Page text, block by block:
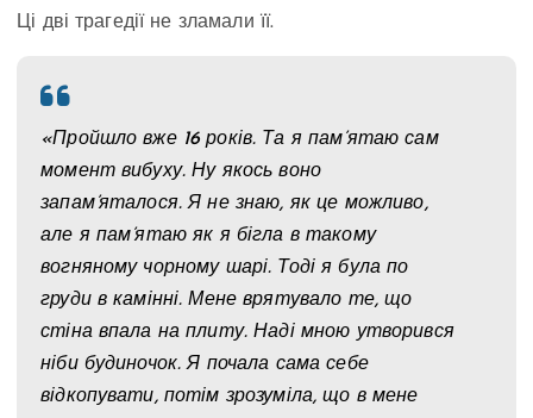
Ці дві трагедії не зламали її.
«Пройшло вже 16 років. Та я пам’ятаю сам
момент вибуху. Ну якось воно
запам’яталося. Я не знаю, як це можливо,
але я пам’ятаю як я бігла в такому
вогняному чорному шарі. Тоді я була по
груди в камінні. Мене врятувало те, що
стіна впала на плиту. Наді мною утворився
ніби будиночок. Я почала сама себе
відкопувати, потім зрозуміла, що в мене